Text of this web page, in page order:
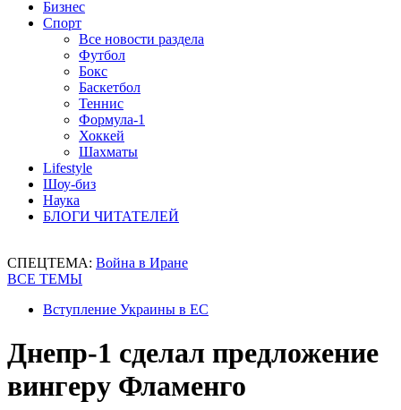
Бизнес
Спорт
Все новости раздела
Футбол
Бокс
Баскетбол
Теннис
Формула-1
Хоккей
Шахматы
Lifestyle
Шоу-биз
Наука
БЛОГИ ЧИТАТЕЛЕЙ
СПЕЦТЕМА: Война в Иране
ВСЕ ТЕМЫ
Вступление Украины в ЕС
Днепр-1 сделал предложение
вингеру Фламенго